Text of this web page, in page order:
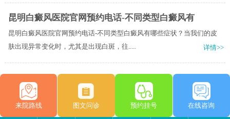
昆明白癜风医院官网预约电话-不同类型白癜风有
昆明白癜风医院官网预约电话-不同类型白癜风有哪些症状？当我们的皮
肤出现异常变化时，尤其是出现白斑，往.....
详情>>
来院路线 图文问诊 预约挂号 在线咨询